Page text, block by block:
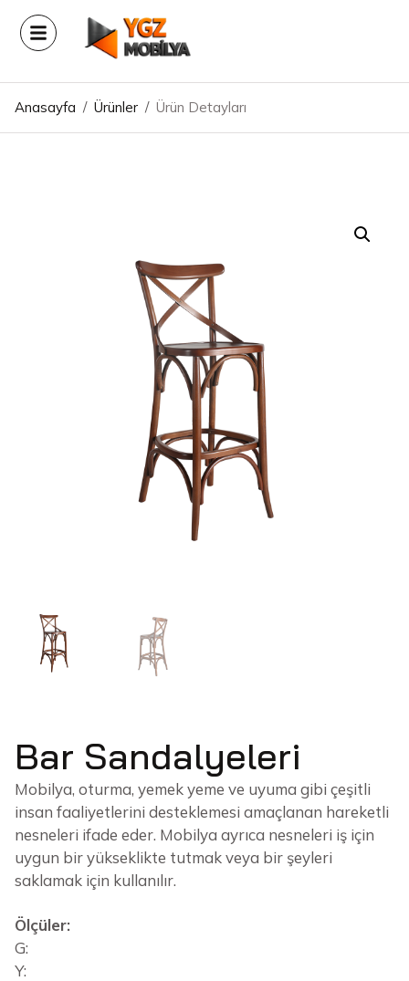
Anasayfa / Ürünler / Ürün Detayları
Bar Sandalyeleri
Mobilya, oturma, yemek yeme ve uyuma gibi çeşitli
insan faaliyetlerini desteklemesi amaçlanan hareketli
nesneleri ifade eder. Mobilya ayrıca nesneleri iş için
uygun bir yükseklikte tutmak veya bir şeyleri
saklamak için kullanılır.
Ölçüler:
G:
Y: